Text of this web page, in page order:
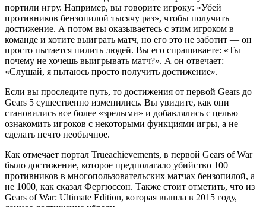
портили игру. Например, вы говорите игроку: «Убей
противников бензопилой тысячу раз», чтобы получить
достижение. А потом вы оказываетесь с этим игроком в
команде и хотите выиграть матч, но его это не заботит — он
просто пытается пилить людей. Вы его спрашиваете: «Ты
почему не хочешь выигрывать матч?». А он отвечает:
«Слушай, я пытаюсь просто получить достижение».
Если вы проследите путь, то достижения от первой Gears до
Gears 5 существенно изменились. Вы увидите, как они
становились все более «зрелыми» и добавлялись с целью
ознакомить игроков с некоторыми функциями игры, а не
сделать нечто необычное.
Как отмечает портал Trueachievements, в первой Gears of War
было достижение, которое предполагало убийство 100
противников в многопользовательских матчах бензопилой, а
не 1000, как сказал Фергюссон. Также стоит отметить, что из
Gears of War: Ultimate Edition, которая вышла в 2015 году,